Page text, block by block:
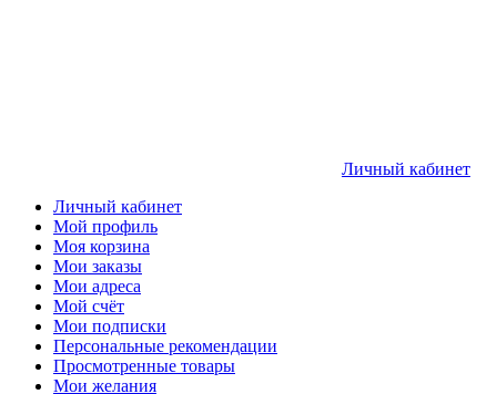
Личный кабинет
Личный кабинет
Мой профиль
Моя корзина
Мои заказы
Мои адреса
Мой счёт
Мои подписки
Персональные рекомендации
Просмотренные товары
Мои желания